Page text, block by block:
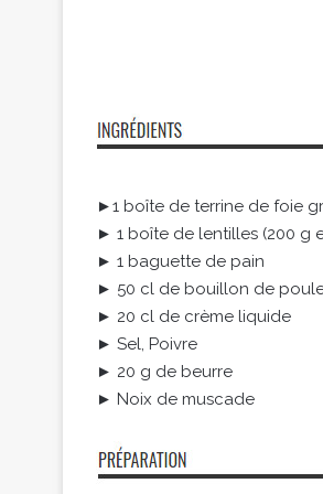
►1 boîte de terrine de foie
► 1 boîte de lentilles (200 g
► 1 baguette de pain
► 50 cl de bouillon de
► 20 cl de crème liquide
► Sel, Poivre
► 20 g de beurre
► Noix de muscade